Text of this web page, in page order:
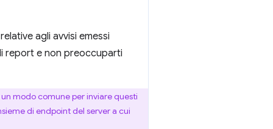
agli avvisi emessi
report e non preoccuparti
modo comune per inviare questi
di endpoint del server a cui